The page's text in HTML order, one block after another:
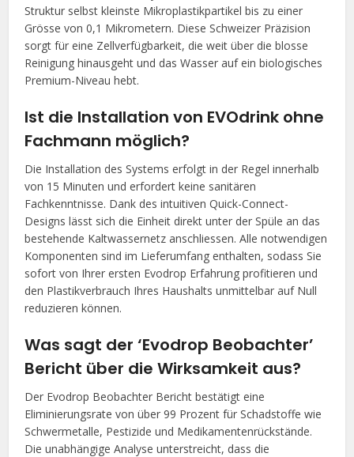
Struktur selbst kleinste Mikroplastikpartikel bis zu einer
Grösse von 0,1 Mikrometern. Diese Schweizer Präzision
sorgt für eine Zellverfügbarkeit, die weit über die blosse
Reinigung hinausgeht und das Wasser auf ein biologisches
Premium-Niveau hebt.
Ist die Installation von EVOdrink ohne
Fachmann möglich?
Die Installation des Systems erfolgt in der Regel innerhalb
von 15 Minuten und erfordert keine sanitären
Fachkenntnisse. Dank des intuitiven Quick-Connect-
Designs lässt sich die Einheit direkt unter der Spüle an das
bestehende Kaltwassernetz anschliessen. Alle notwendigen
Komponenten sind im Lieferumfang enthalten, sodass Sie
sofort von Ihrer ersten Evodrop Erfahrung profitieren und
den Plastikverbrauch Ihres Haushalts unmittelbar auf Null
reduzieren können.
Was sagt der ‘Evodrop Beobachter’
Bericht über die Wirksamkeit aus?
Der Evodrop Beobachter Bericht bestätigt eine
Eliminierungsrate von über 99 Prozent für Schadstoffe wie
Schwermetalle, Pestizide und Medikamentenrückstände.
Die unabhängige Analyse unterstreicht, dass die